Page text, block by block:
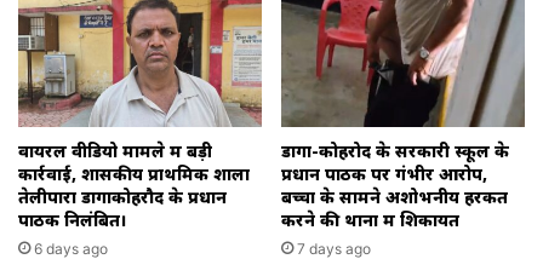
दी
प्राथमिकता
रुष्ठ
और
जिताऊ
पर
कांग्रेस
की
नजर,,
वायरल वीडियो मामले में बड़ी
कार्रवाई, शासकीय प्राथमिक शाला
तेलीपारा डोंगाकोहरौद के प्रधान
पाठक निलंबित।
6 days ago
डोंगा-कोहरोद के सरकारी स्कूल के
प्रधान पाठक पर गंभीर आरोप,
बच्चों के सामने अशोभनीय हरकत
करने की थाना में शिकायत
7 days ago